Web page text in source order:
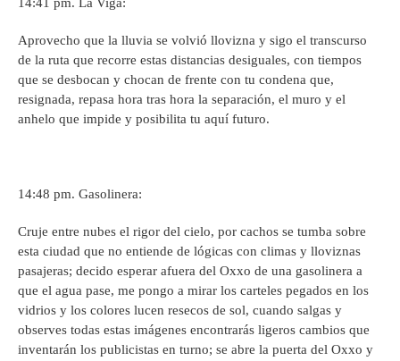
14:41 pm. La Viga:
Aprovecho que la lluvia se volvió llovizna y sigo el transcurso
de la ruta que recorre estas distancias desiguales, con tiempos
que se desbocan y chocan de frente con tu condena que,
resignada, repasa hora tras hora la separación, el muro y el
anhelo que impide y posibilita tu aquí futuro.
14:48 pm. Gasolinera:
Cruje entre nubes el rigor del cielo, por cachos se tumba sobre
esta ciudad que no entiende de lógicas con climas y lloviznas
pasajeras; decido esperar afuera del Oxxo de una gasolinera a
que el agua pase, me pongo a mirar los carteles pegados en los
vidrios y los colores lucen resecos de sol, cuando salgas y
observes todas estas imágenes encontrarás ligeros cambios que
inventarán los publicistas en turno; se abre la puerta del Oxxo y